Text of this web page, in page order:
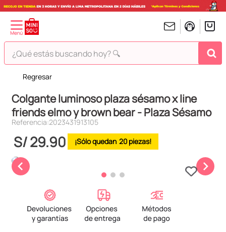
¿Qué estás buscando hoy? 🔍
Regresar
Colgante luminoso plaza sésamo x line
friends elmo y brown bear - Plaza Sésamo
Referencia:2023431913105
S/29.90 20
TÉRMINOS MÁS BUSCADOS
1.
peluches
2.
hello kitty
4.
chiikawas
.
my melody
harry potter
stitch